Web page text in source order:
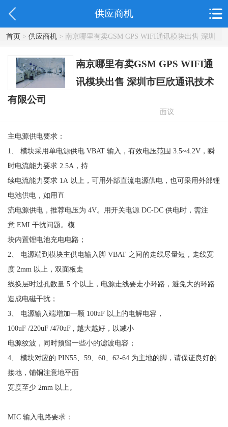
供应商机
首页> 供应商机> 南京哪里有卖GSM GPS WIFI通讯模块出售 深圳
市巨欣通讯技术有限公司
南京哪里有卖GSM GPS WIFI通
讯模块出售 深圳市巨欣通讯技术
有限公司
面议
主电源供电要求：
1、 模块采用单电源供电 VBAT 输入，有效电压范围 3.5~4.2V，瞬
时电流能力要求 2.5A，持
续电流能力要求 1A 以上，可用外部直流电源供电，也可采用外部锂
电池供电，如用直
流电源供电，推荐电压为 4V。用开关电源 DC-DC 供电时，需注
意 EMI 干扰问题。模
块内置锂电池充电电路；
2、 电源端到模块主供电输入脚 VBAT 之间的走线尽量短，走线宽
度 2mm 以上，双面板走
线换层时过孔数量 5 个以上，电源走线要走小环路，避免大的环路
造成电磁干扰；
3、 电源输入端增加一颗 100uF 以上的电解电容，
100uF /220uF /470uF , 越大越好，以减小
电源纹波，同时预留一些小的滤波电容；
4、 模块对应的 PIN55、59、60、62-64 为主地的脚，请保证良好的
接地，铺铜注意地平面
宽度至少 2mm 以上。
MIC 输入电路要求：